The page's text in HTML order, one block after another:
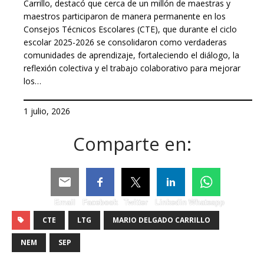
Carrillo, destacó que cerca de un millón de maestras y
maestros participaron de manera permanente en los
Consejos Técnicos Escolares (CTE), que durante el ciclo
escolar 2025-2026 se consolidaron como verdaderas
comunidades de aprendizaje, fortaleciendo el diálogo, la
reflexión colectiva y el trabajo colaborativo para mejorar
los…
1 julio, 2026
Comparte en:
Email Facebook Twitter Linkedin Whatsapp
CTE LTG MARIO DELGADO CARRILLO
NEM SEP